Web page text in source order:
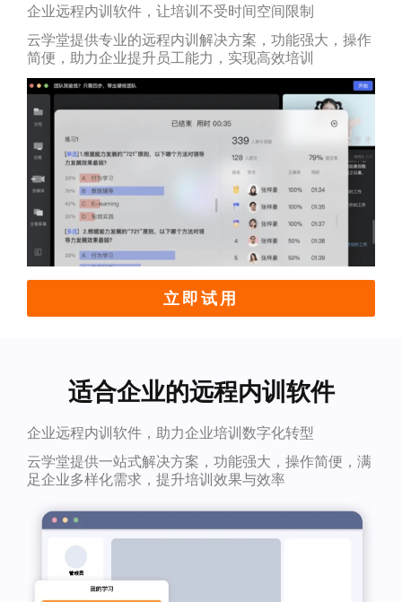
企业远程内训软件，让培训不受时间空间限制
云学堂提供专业的远程内训解决方案，功能强大，操作
简便，助力企业提升员工能力，实现高效培训
立即试用
适合企业的远程内训软件
企业远程内训软件，助力企业培训数字化转型
云学堂提供一站式解决方案，功能强大，操作简便，满
足企业多样化需求，提升培训效果与效率